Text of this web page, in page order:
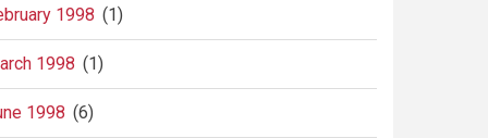
1998 (1)
1998 (1)
1998 (6)